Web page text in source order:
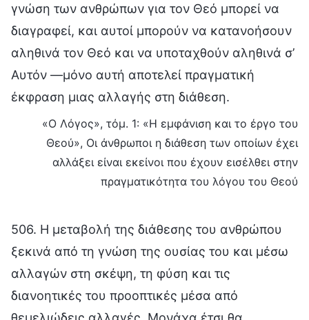
γνώση των ανθρώπων για τον Θεό μπορεί να
διαγραφεί, και αυτοί μπορούν να κατανοήσουν
αληθινά τον Θεό και να υποταχθούν αληθινά σ’
Αυτόν —μόνο αυτή αποτελεί πραγματική
έκφραση μιας αλλαγής στη διάθεση.
«Ο Λόγος», τόμ. 1: «Η εμφάνιση και το έργο του
Θεού», Οι άνθρωποι η διάθεση των οποίων έχει
αλλάξει είναι εκείνοι που έχουν εισέλθει στην
πραγματικότητα του λόγου του Θεού
506. Η μεταβολή της διάθεσης του ανθρώπου
ξεκινά από τη γνώση της ουσίας του και μέσω
αλλαγών στη σκέψη, τη φύση και τις
διανοητικές του προοπτικές μέσα από